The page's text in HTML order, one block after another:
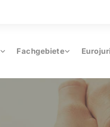
Fachgebiete